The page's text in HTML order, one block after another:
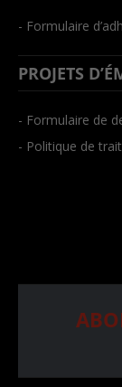
- Formulaire
PROJETS
- Formulaire de
- Politique de